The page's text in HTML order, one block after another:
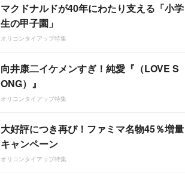
マクドナルドが40年にわたり支える「小学
生の甲子園」
オリコンタイアップ特集
向井康二イケメンすぎ！純愛『（LOVE S
ONG）』
オリコンタイアップ特集
大好評につき再び！ファミマ名物45％増量
キャンペーン
オリコンタイアップ特集